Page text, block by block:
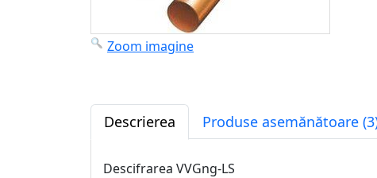
Zoom imagine
Descrierea Produse asemănătoare
Descifrarea VVGng-LS